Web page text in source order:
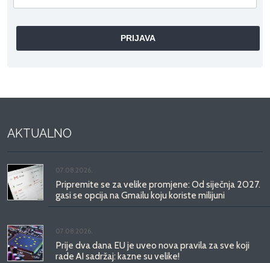
AKTUALNO
07.08.2026.
Pripremite se za velike promjene: Od siječnja 2027.
gasi se opcija na Gmailu koju koriste milijuni
07.08.2026.
Prije dva dana EU je uveo nova pravila za sve koji
rade AI sadržaj: kazne su velike!